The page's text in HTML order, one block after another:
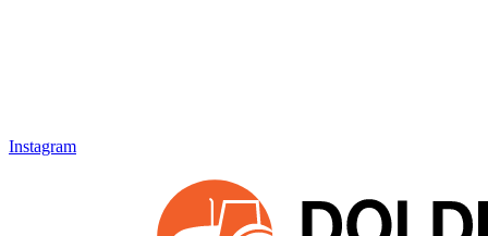
Instagram